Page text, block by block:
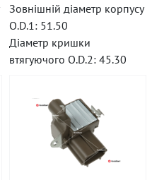
Зовнішній діаметр корпусу
O.D.1: 51.50
Діаметр кришки
втягуючого O.D.2: 45.30